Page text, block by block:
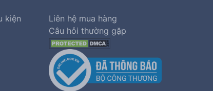
kiện
Liên hệ mua hàng
Câu hỏi thường gặp